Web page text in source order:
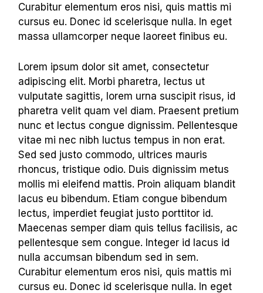
Curabitur elementum eros nisi, quis mattis mi
cursus eu. Donec id scelerisque nulla. In eget
massa ullamcorper neque laoreet finibus eu.
Lorem ipsum dolor sit amet, consectetur
adipiscing elit. Morbi pharetra, lectus ut
vulputate sagittis, lorem urna suscipit risus, id
pharetra velit quam vel diam. Praesent pretium
nunc et lectus congue dignissim. Pellentesque
vitae mi nec nibh luctus tempus in non erat.
Sed sed justo commodo, ultrices mauris
rhoncus, tristique odio. Duis dignissim metus
mollis mi eleifend mattis. Proin aliquam blandit
lacus eu bibendum. Etiam congue bibendum
lectus, imperdiet feugiat justo porttitor id.
Maecenas semper diam quis tellus facilisis, ac
pellentesque sem congue. Integer id lacus id
nulla accumsan bibendum sed in sem.
Curabitur elementum eros nisi, quis mattis mi
cursus eu. Donec id scelerisque nulla. In eget